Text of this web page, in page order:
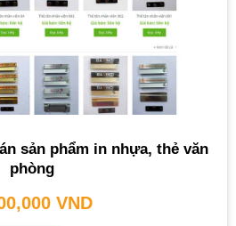
sản phẩm in nhựa, thẻ văn
phòng
VND